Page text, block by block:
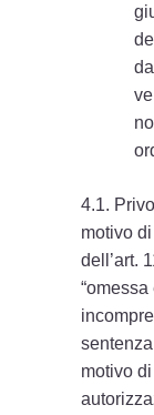
4.1.
motivo
dell’art.
motivo